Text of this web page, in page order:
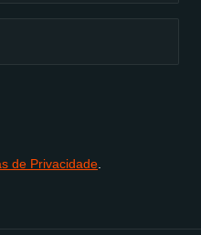
de Privacidade